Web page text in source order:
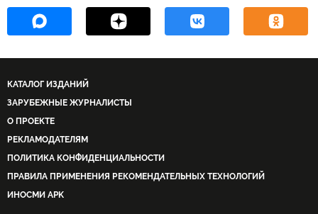
КАТАЛОГ ИЗДАНИЙ
ЗАРУБЕЖНЫЕ ЖУРНАЛИСТЫ
О ПРОЕКТЕ
РЕКЛАМОДАТЕЛЯМ
ПОЛИТИКА КОНФИДЕНЦИАЛЬНОСТИ
ПРАВИЛА ПРИМЕНЕНИЯ РЕКОМЕНДАТЕЛЬНЫХ ТЕХНОЛОГИЙ
ИНОСМИ APK